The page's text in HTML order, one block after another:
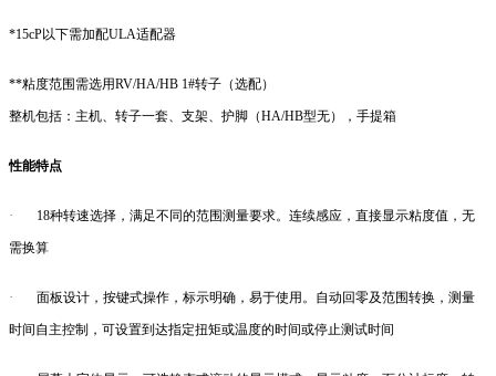
*15cP以下需加配ULA适配器
**粘度范围需选用RV/HA/HB 1#转子（选配）
整机包括：主机、转子一套、支架、护脚（HA/HB型无），手提箱
性能特点
· 18种转速选择，满足不同的范围测量要求。连续感应，直接显示粘度值，无
需换算
· 面板设计，按键式操作，标示明确，易于使用。自动回零及范围转换，测量
时间自主控制，可设置到达指定扭矩或温度的时间或停止测试时间